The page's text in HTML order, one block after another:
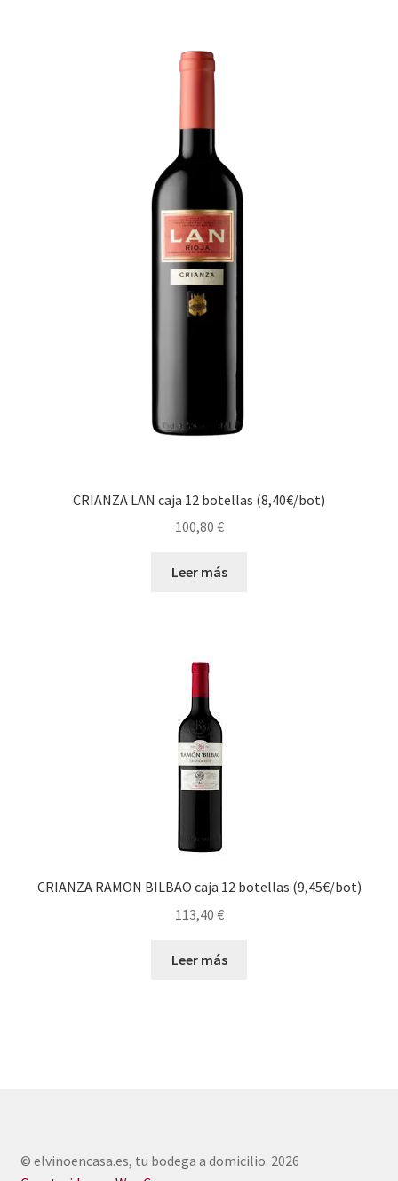
CRIANZA LAN caja 12 botellas (8,40€/bot)
100,80 €
Leer más
CRIANZA RAMON BILBAO caja 12 botellas (9,45€/bot)
113,40 €
Leer más
© elvinoencasa.es, tu bodega a domicilio. 2026